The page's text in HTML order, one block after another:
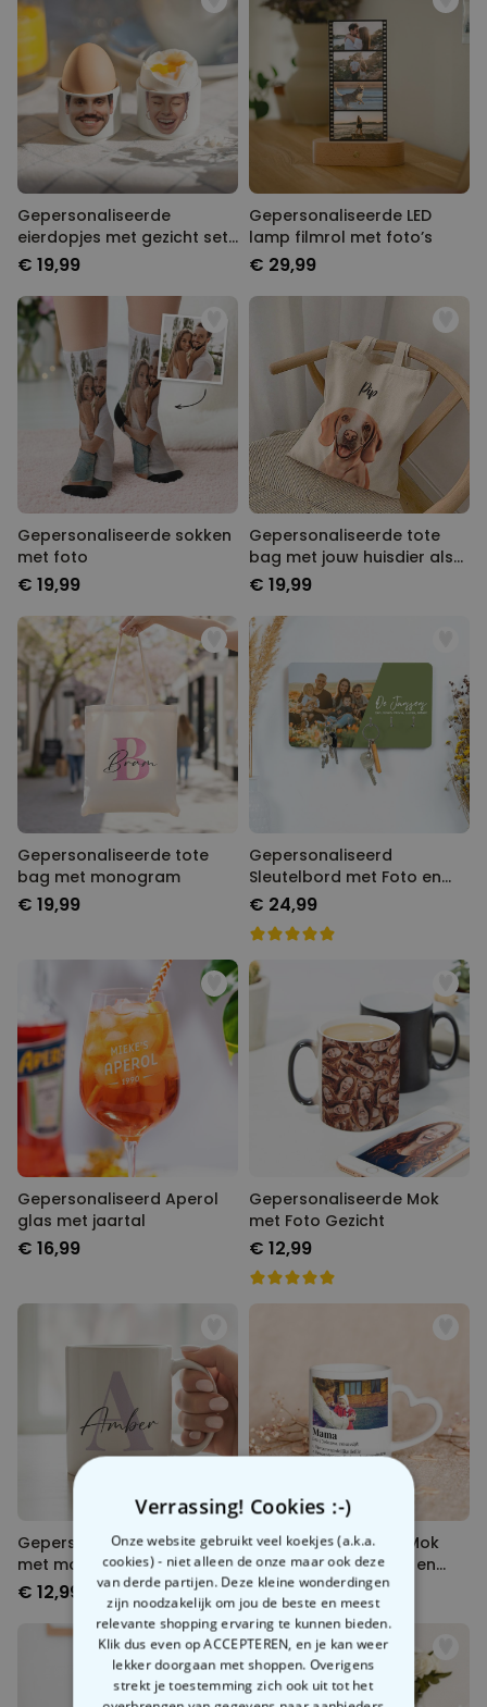
Gepersonaliseerde
eierdopjes met gezicht set
van twee
€ 19,99
Gepersonaliseerde LED
lamp filmrol met foto’s
€ 29,99
Gepersonaliseerde sokken
met foto
€ 19,99
Gepersonaliseerde tote
bag met jouw huisdier als
comic
€ 19,99
Gepersonaliseerde tote
bag met monogram
€ 19,99
Gepersonaliseerd
Sleutelbord met Foto en
Tekst
€ 24,99
Gepersonaliseerd Aperol
glas met jaartal
€ 16,99
Gepersonaliseerde Mok
met Foto Gezicht
€ 12,99
Gepersonaliseerde mok
met monogram
€ 12,99
Gepersonaliseerde Mok
met Foto en Definitie en
Hart-handvat
€ 12,99
Verrassing! Cookies :-)
Onze website gebruikt veel koekjes (a.k.a.
cookies) - niet alleen de onze maar ook deze
van derde partijen. Deze kleine wonderdingen
zijn noodzakelijk om jou de beste en meest
relevante shopping ervaring te kunnen bieden.
Klik dus even op ACCEPTEREN, en je kan weer
lekker doorgaan met shoppen. Overigens
strekt je toestemming zich ook uit tot het